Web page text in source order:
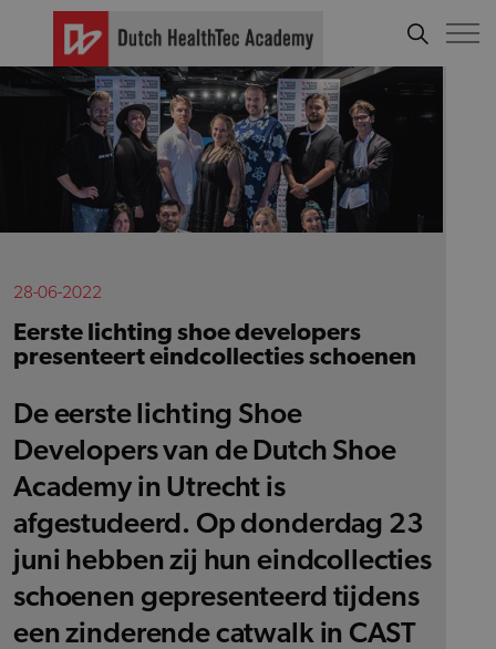
28-06-2022
Eerste lichting shoe developers
presenteert eindcollecties schoenen
De eerste lichting Shoe
Developers van de Dutch Shoe
Academy in Utrecht is
afgestudeerd. Op donderdag 23
juni hebben zij hun eindcollecties
schoenen gepresenteerd tijdens
een zinderende catwalk in CAST